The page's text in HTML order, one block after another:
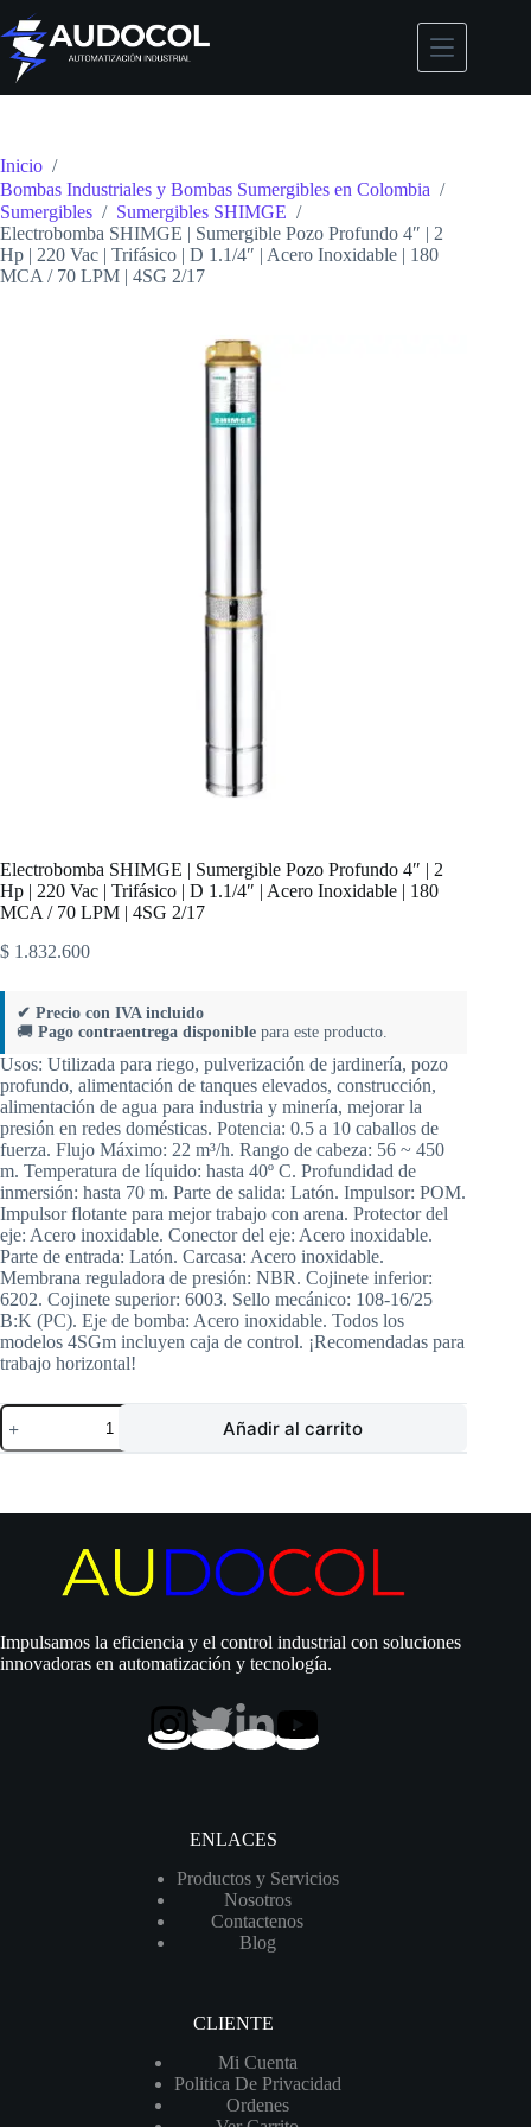
Saltar
al
contenido
Inicio /
Bombas Industriales y Bombas Sumergibles en Colombia /
Sumergibles / Sumergibles SHIMGE /
Electrobomba SHIMGE | Sumergible Pozo Profundo 4″ | 2
Hp | 220 Vac | Trifásico | D 1.1/4″ | Acero Inoxidable | 180
MCA / 70 LPM | 4SG 2/17
Electrobomba SHIMGE | Sumergible Pozo Profundo 4″ | 2
Hp | 220 Vac | Trifásico | D 1.1/4″ | Acero Inoxidable | 180
MCA / 70 LPM | 4SG 2/17
$ 1.832.600
✔ Precio con IVA incluido
🚚 Pago contraentrega disponible para este producto.
Usos: Utilizada para riego, pulverización de jardinería, pozo
profundo, alimentación de tanques elevados, construcción,
alimentación de agua para industria y minería, mejorar la
presión en redes domésticas. Potencia: 0.5 a 10 caballos de
fuerza. Flujo Máximo: 22 m³/h. Rango de cabeza: 56 ~ 450
m. Temperatura de líquido: hasta 40º C. Profundidad de
inmersión: hasta 70 m. Parte de salida: Latón. Impulsor: POM.
Impulsor flotante para mejor trabajo con arena. Protector del
eje: Acero inoxidable. Conector del eje: Acero inoxidable.
Parte de entrada: Latón. Carcasa: Acero inoxidable.
Membrana reguladora de presión: NBR. Cojinete inferior:
6202. Cojinete superior: 6003. Sello mecánico: 108-16/25
B:K (PC). Eje de bomba: Acero inoxidable. Todos los
modelos 4SGm incluyen caja de control. ¡Recomendadas para
trabajo horizontal!
Electrobomba
SHIMGE
|
Profundo
220
Vac
|
Añadir al carrito
Impulsamos la eficiencia y el control industrial con soluciones
innovadoras en automatización y tecnología.
ENLACES
Productos y Servicios
Nosotros
Contactenos
Blog
CLIENTE
Mi Cuenta
Politica De Privacidad
Ordenes